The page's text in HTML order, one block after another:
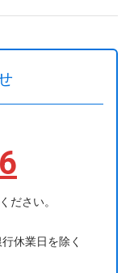
ださい。
休業日を除く